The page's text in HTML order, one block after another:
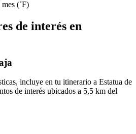
(˚F)
de interés en
incluye en tu itinerario a Estatua de
de interés ubicados a 5,5 km del